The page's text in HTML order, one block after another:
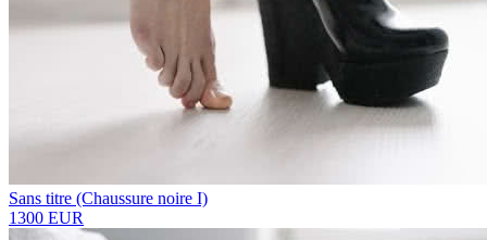
Sans titre (Chaussure noire I)
1300 EUR